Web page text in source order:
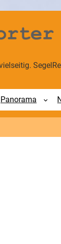
Panorama